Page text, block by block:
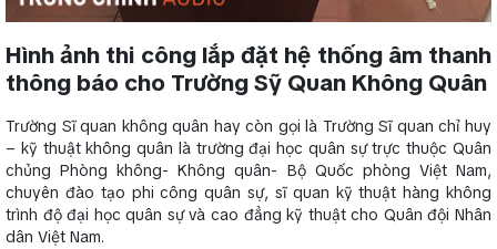
Hình ảnh thi công lắp đặt hệ thống âm thanh
thông báo cho Trường Sỹ Quan Không Quân
Trường Sĩ quan không quân hay còn gọi là Trường Sĩ quan chỉ huy
– kỹ thuật không quân là trường đại học quân sự trực thuộc Quân
chủng Phòng không- Không quân- Bộ Quốc phòng Việt Nam,
chuyên đào tạo phi công quân sự, sĩ quan kỹ thuật hàng không
trình độ đại học quân sự và cao đẳng kỹ thuật cho Quân đội Nhân
dân Việt Nam.